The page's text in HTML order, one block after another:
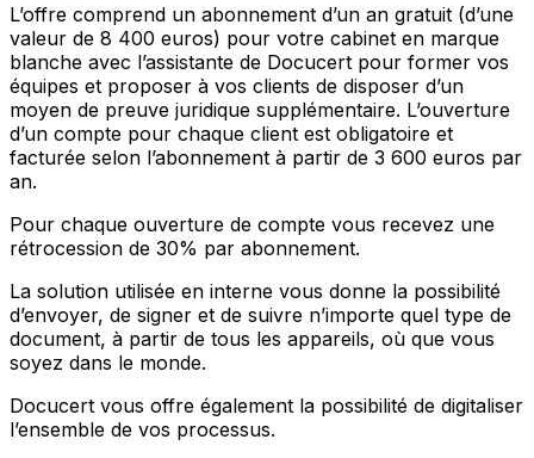
L’offre comprend un abonnement d’un an gratuit (d’une
valeur de 8 400 euros) pour votre cabinet en marque
blanche avec l’assistante de Docucert pour former vos
équipes et proposer à vos clients de disposer d’un
moyen de preuve juridique supplémentaire. L’ouverture
d’un compte pour chaque client est obligatoire et
facturée selon l’abonnement à partir de 3 600 euros par
an.
Pour chaque ouverture de compte vous recevez une
rétrocession de 30% par abonnement.
La solution utilisée en interne vous donne la possibilité
d’envoyer, de signer et de suivre n’importe quel type de
document, à partir de tous les appareils, où que vous
soyez dans le monde.
Docucert vous offre également la possibilité de digitaliser
l’ensemble de vos processus.